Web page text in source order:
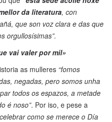
da literatura, con
que son voz clara e das que
orgullosísimas”.
vai valer por mil»
as mulleres “fomos
negadas, pero somos unha
todos os espazos, a metade
é noso”. Por iso, e pese a
como se merece o Día